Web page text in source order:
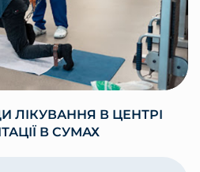
ЛІКУВАННЯ В ЦЕНТРІ
В СУМАХ